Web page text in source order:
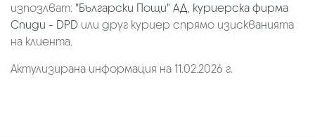
изпозлват: "Български Пощи" АД, куриерска фирма
Спиди - DPD или друг куриер спрямо изискванията
на клиента.
Актулизирана информация на 11.02.2026 г.